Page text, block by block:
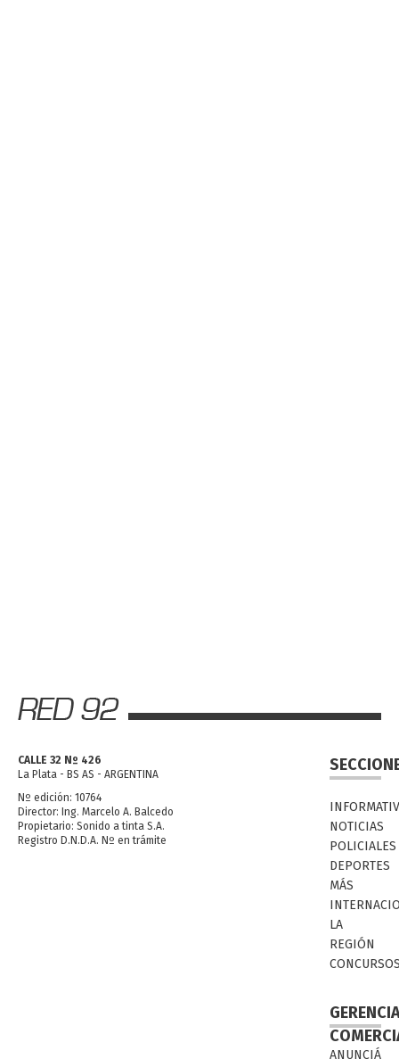
CALLE 32 Nº 426
La Plata - BS AS - ARGENTINA
Nº edición: 10764
Director: Ing. Marcelo A. Balcedo
Propietario: Sonido a tinta S.A.
Registro D.N.D.A. Nº en trámite
NOTICIAS
POLICIALES
DEPORTES
MÁS
LA
REGIÓN
ANUNCIÁ